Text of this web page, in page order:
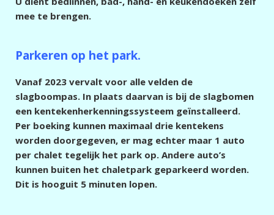
mee te brengen.
Parkeren op het park.
Vanaf 2023 vervalt voor alle velden de
slagboompas. In plaats daarvan is bij de slagbomen
een kentekenherkenningssysteem geïnstalleerd.
Per boeking kunnen maximaal drie kentekens
worden doorgegeven, er mag echter maar 1 auto
per chalet tegelijk het park op. Andere auto’s
kunnen buiten het chaletpark geparkeerd worden.
Dit is hooguit 5 minuten lopen.